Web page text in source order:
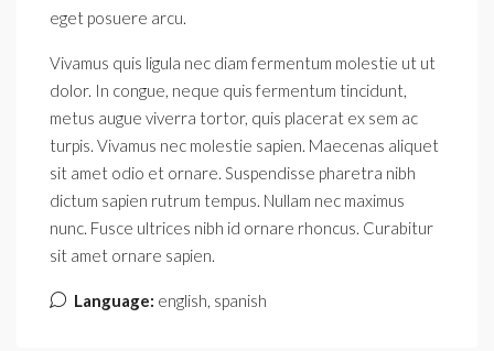
eget posuere arcu.
Vivamus quis ligula nec diam fermentum molestie ut ut
dolor. In congue, neque quis fermentum tincidunt,
metus augue viverra tortor, quis placerat ex sem ac
turpis. Vivamus nec molestie sapien. Maecenas aliquet
sit amet odio et ornare. Suspendisse pharetra nibh
dictum sapien rutrum tempus. Nullam nec maximus
nunc. Fusce ultrices nibh id ornare rhoncus. Curabitur
sit amet ornare sapien.
Language: english, spanish